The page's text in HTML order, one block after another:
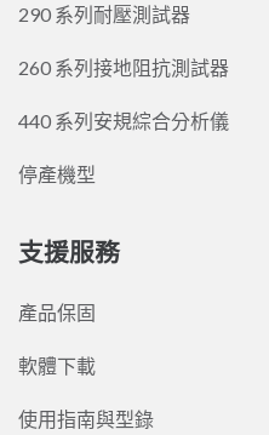
290 系列耐壓測試器
260 系列接地阻抗測試器
440 系列安規綜合分析儀
停產機型
支援服務
產品保固
軟體下載
使用指南與型錄